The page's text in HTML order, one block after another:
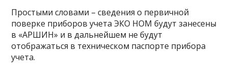
Простыми словами – сведения о первичной
поверке приборов учета ЭКО НОМ будут занесены
в «АРШИН» и в дальнейшем не будут
отображаться в техническом паспорте прибора
учета.